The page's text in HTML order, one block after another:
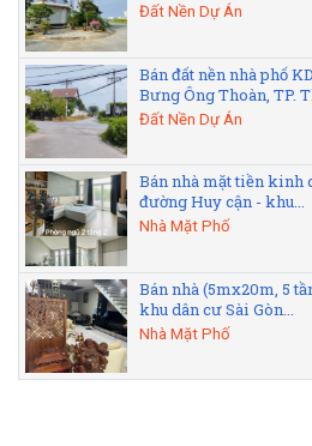
Đất Nền Dự Án
Bán đất nền nhà phố
Bưng Ông Thoàn, TP.
Đất Nền Dự Án
Bán nhà mặt tiền kinh
đường Huy cận - khu...
Nhà Mặt Phố
Bán nhà (5mx20m, 5
khu dân cư Sài Gòn...
Nhà Mặt Phố